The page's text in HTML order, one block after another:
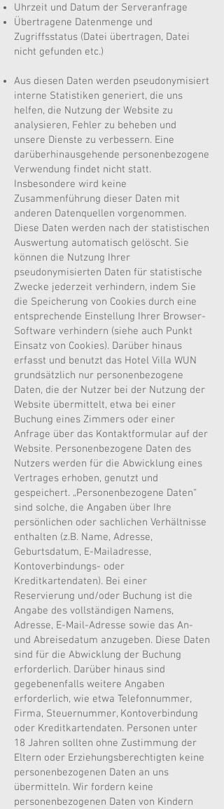
Uhrzeit und Datum der Serveranfrage
Übertragene Datenmenge und
Zugriffsstatus (Datei übertragen, Datei
nicht gefunden etc.)
Aus diesen Daten werden pseudonymisiert
interne Statistiken generiert, die uns
helfen, die Nutzung der Website zu
analysieren, Fehler zu beheben und
unsere Dienste zu verbessern. Eine
darüberhinausgehende personenbezogene
Verwendung findet nicht statt.
Insbesondere wird keine
Zusammenführung dieser Daten mit
anderen Datenquellen vorgenommen.
Diese Daten werden nach der statistischen
Auswertung automatisch gelöscht. Sie
können die Nutzung Ihrer
pseudonymisierten Daten für statistische
Zwecke jederzeit verhindern, indem Sie
die Speicherung von Cookies durch eine
entsprechende Einstellung Ihrer Browser-
Software verhindern (siehe auch Punkt
Einsatz von Cookies). Darüber hinaus
erfasst und benutzt das Hotel Villa WUN
grundsätzlich nur personenbezogene
Daten, die der Nutzer bei der Nutzung der
Website übermittelt, etwa bei einer
Buchung eines Zimmers oder einer
Anfrage über das Kontaktformular auf der
Website. Personenbezogene Daten des
Nutzers werden für die Abwicklung eines
Vertrages erhoben, genutzt und
gespeichert. „Personenbezogene Daten“
sind solche, die Angaben über Ihre
persönlichen oder sachlichen Verhältnisse
enthalten (z.B. Name, Adresse,
Geburtsdatum, E-Mailadresse,
Kontoverbindungs- oder
Kreditkartendaten). Bei einer
Reservierung und/oder Buchung ist die
Angabe des vollständigen Namens,
Adresse, E-Mail-Adresse sowie das An-
und Abreisedatum anzugeben. Diese Daten
sind für die Abwicklung der Buchung
erforderlich. Darüber hinaus sind
gegebenenfalls weitere Angaben
erforderlich, wie etwa Telefonnummer,
Firma, Steuernummer, Kontoverbindung
oder Kreditkartendaten. Personen unter
18 Jahren sollten ohne Zustimmung der
Eltern oder Erziehungsberechtigten keine
personenbezogenen Daten an uns
übermitteln. Wir fordern keine
personenbezogenen Daten von Kindern